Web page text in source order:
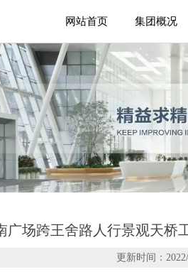
网站首页 集团概况
广场跨王舍路人行景观天桥
更新时间：